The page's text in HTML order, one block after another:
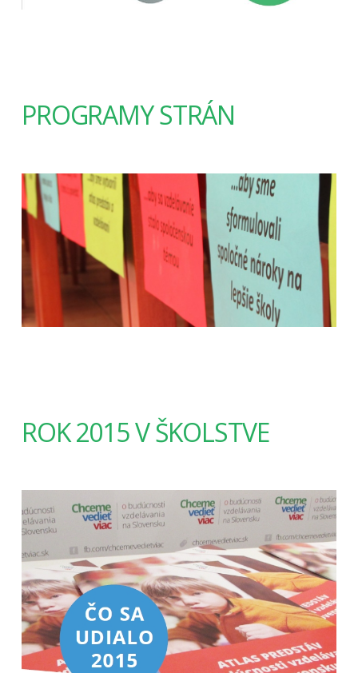
PROGRAMY STRÁN
ROK 2015 V ŠKOLSTVE